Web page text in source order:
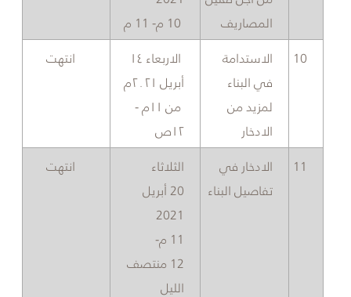
المصاريف
م- 11
م
​10
​الاستدامة
في البناء
لمزيد من
الادخار
الاربعاء ١٤
أبريل ٢٠٢١م
من ١١م -
١٢ص
​​انتهت
​11
​الادخار في
تفاصيل البناء
​​​الثلاثاء
20 أبريل
2021
11 م-
12 منتصف
الليل
​انتهت